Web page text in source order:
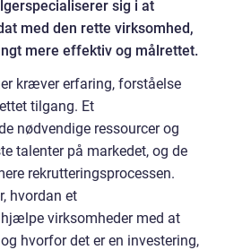
sig i at
med den rette virksomhed,
mere effektiv og målrettet.
kræver erfaring, forståelse
tilgang. Et
nødvendige ressourcer og
talenter på markedet, og de
rekrutteringsprocessen.
hvordan et
virksomheder med at
hvorfor det er en investering,